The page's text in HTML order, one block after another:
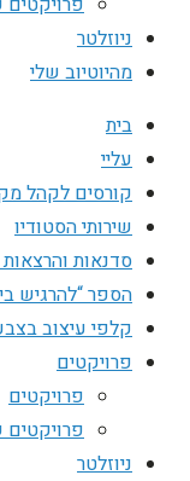
ניוזלטר
מהיוטיוב שלי
בית
עליי
קורסים לקהל
שירותי הסטודיו
סדנאות
הספר “להרגיש
קלפי עיצוב
פרויקטים
פרויקטים
ניוזלטר